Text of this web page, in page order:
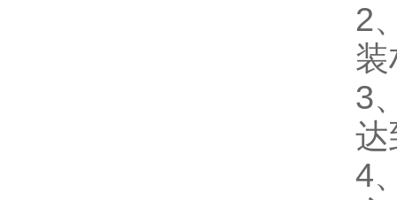
2
3
达
4